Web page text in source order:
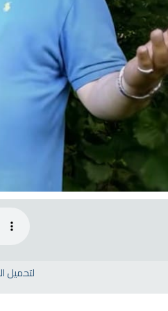
لتحميل
Do You Feel at Peace When
Listening to the Quran, Even If
You Don’t Understand It?
انشودة الرئيس احمد الشرع
اناشيد ابراهيم الاحمد